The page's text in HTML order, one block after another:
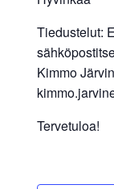
Tiedustelut:
Kimmo
Tervetuloa!